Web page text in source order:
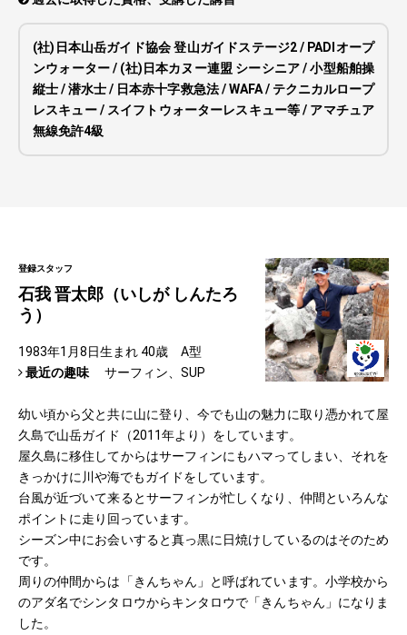
(社)日本山岳ガイド協会 登山ガイドステージ2 / PADIオープ
ンウォーター / (社)日本カヌー連盟 シーシニア / 小型船舶操
縦士 / 潜水士 / 日本赤十字救急法 / WAFA / テクニカルロープ
レスキュー / スイフトウォーターレスキュー等 / アマチュア
無線免許4級
登録スタッフ
石我 晋太郎（いしが しんたろ
う）
1983年1月8日生まれ 40歳 A型
最近の趣味 サーフィン、SUP
幼い頃から父と共に山に登り、今でも山の魅力に取り憑かれて屋
久島で山岳ガイド（2011年より）をしています。
屋久島に移住してからはサーフィンにもハマってしまい、それを
きっかけに川や海でもガイドをしています。
台風が近づいて来るとサーフィンが忙しくなり、仲間といろんな
ポイントに走り回っています。
シーズン中にお会いすると真っ黒に日焼けしているのはそのため
です。
周りの仲間からは「きんちゃん」と呼ばれています。小学校から
のアダ名でシンタロウからキンタロウで「きんちゃん」になりま
した。